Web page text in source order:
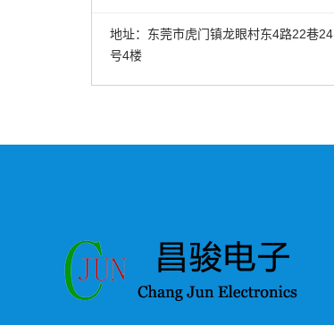
地址：东莞市虎门镇龙眼村东4路22巷24
号4楼